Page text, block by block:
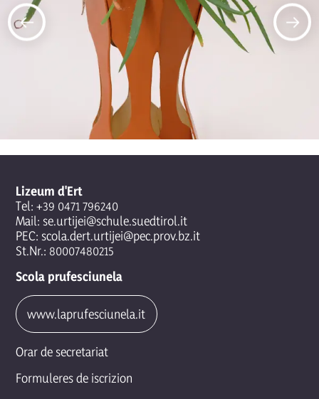
Lizeum d'Ert
Tel: +39 0471 796240
Mail: se.urtijei@schule.suedtirol.it
PEC: scola.dert.urtijei@pec.prov.bz.it
St.Nr.: 80007480215
Scola prufesciunela
www.laprufesciunela.it
Orar de secretariat
Formuleres de iscrizion